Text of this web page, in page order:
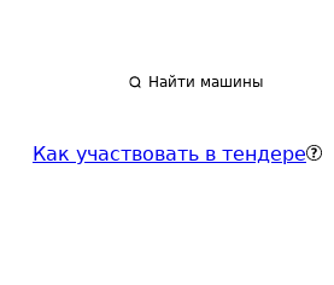
Найти машины
Как участвовать в тендере